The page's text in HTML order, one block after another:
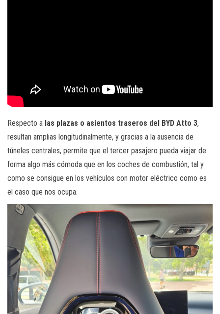
Respecto a las plazas o asientos traseros del BYD Atto 3,
resultan amplias longitudinalmente, y gracias a la ausencia de
túneles centrales, permite que el tercer pasajero pueda viajar de
forma algo más cómoda que en los coches de combustión, tal y
como se consigue en los vehículos con motor eléctrico como es
el caso que nos ocupa.